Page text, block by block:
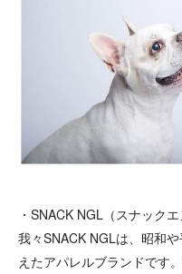
・SNACK NGL（スナックエ
我々SNACK NGLは、昭和
えたアパレルブランドです